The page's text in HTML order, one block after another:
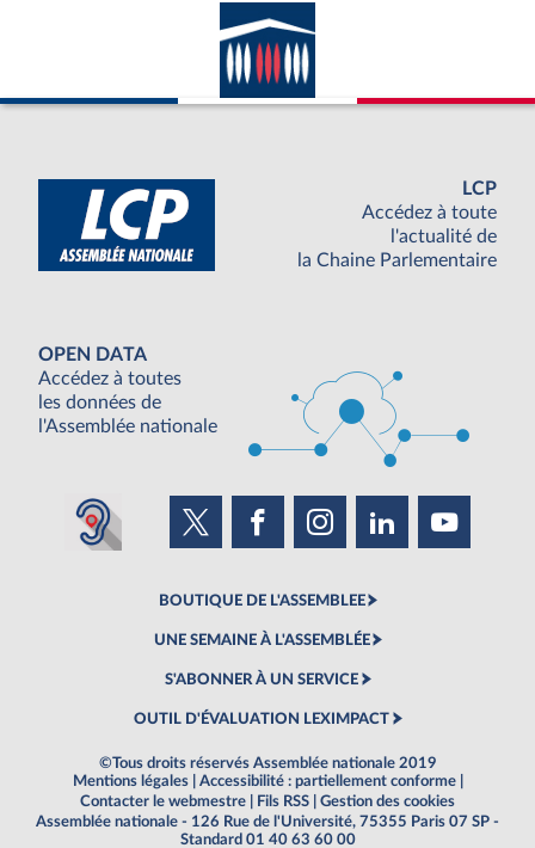
LCP
Accédez à toute
l'actualité de
la Chaine Parlementaire
OPEN DATA
Accédez à toutes
les données de
l'Assemblée nationale
BOUTIQUE DE L'ASSEMBLEE
UNE SEMAINE À L'ASSEMBLÉE
S'ABONNER À UN SERVICE
OUTIL D'ÉVALUATION LEXIMPACT
©Tous droits réservés Assemblée nationale 2019
Mentions légales
Accessibilité : partiellement conforme
Contacter le webmestre
Fils RSS
Gestion des cookies
Assemblée nationale - 126 Rue de l'Université, 75355 Paris 07 SP -
Standard 01 40 63 60 00